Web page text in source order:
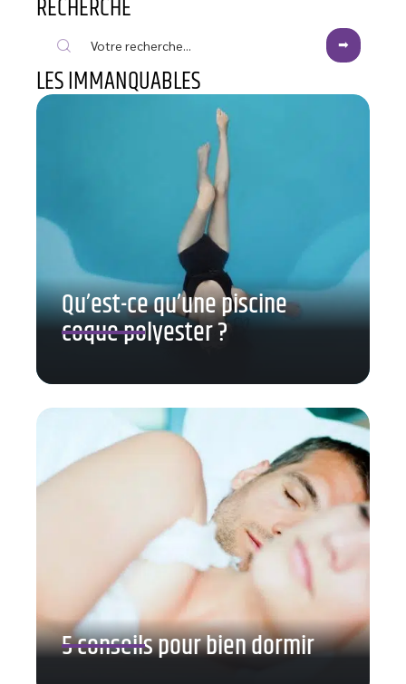
RECHERCHE
LES IMMANQUABLES
Qu’est-ce qu’une piscine
coque polyester ?
5 conseils pour bien dormir